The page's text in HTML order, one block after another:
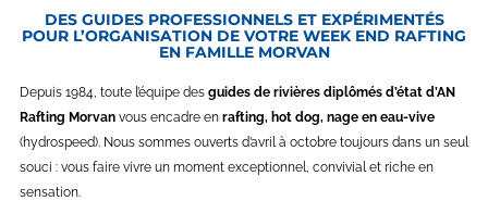
DES GUIDES PROFESSIONNELS ET EXPÉRIMENTÉS
POUR L’ORGANISATION DE VOTRE WEEK END RAFTING
EN FAMILLE MORVAN
Depuis 1984, toute l’équipe des guides de rivières diplômés d’état d’AN
Rafting Morvan vous encadre en rafting, hot dog, nage en eau-vive
(hydrospeed). Nous sommes ouverts d’avril à octobre toujours dans un seul
souci : vous faire vivre un moment exceptionnel, convivial et riche en
sensation.